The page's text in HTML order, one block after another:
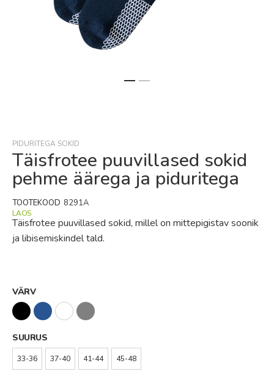
of
the
images
gallery
PIDURITEGA SOKID
Täisfrotee puuvillased sokid
pehme äärega ja piduritega
Täisfrotee puuvillased sokid, millel on mittepigistav soonik
ja libisemiskindel tald.
LAOS
TOOTEKOOD 8291A
VÄRV
SUURUS
33-36 37-40 41-44 45-48